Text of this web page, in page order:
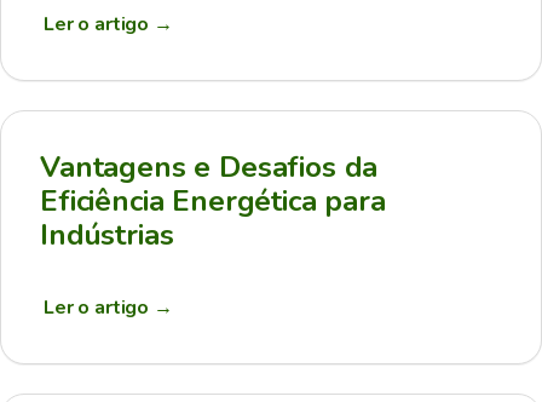
Ler o artigo →
Vantagens e Desafios da
Eficiência Energética para
Indústrias
Ler o artigo →